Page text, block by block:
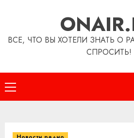
ВСЕ, ЧТО ВЫ ХОТЕЛИ ЗНАТЬ О
СПРОСИТЬ!
Основное
меню